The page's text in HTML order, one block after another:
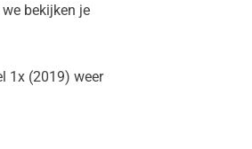
bekijken je
1x (2019) weer